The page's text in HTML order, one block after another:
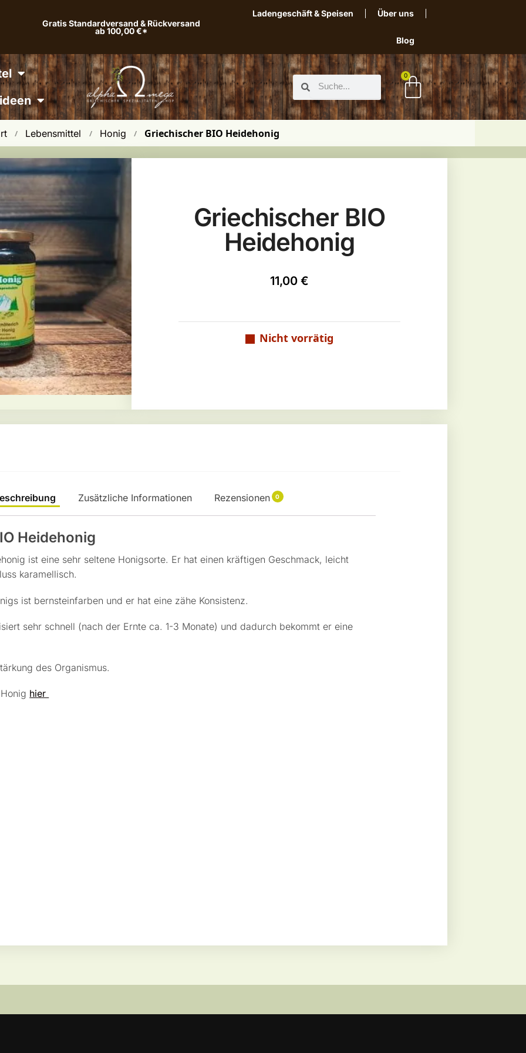
Gratis Standardversand & Rückversand
ab 100,00 €*
Ladengeschäft & Speisen Über uns
Blog
0
/ Lebensmittel / Honig / Griechischer BIO Heidehonig
Griechischer BIO
Heidehonig
11,00 €
Nicht vorrätig
Zusätzliche Informationen Rezensionen 0
Heidehonig
ist eine sehr seltene Honigsorte. Er hat einen kräftigen Geschmack, leicht
karamellisch.
ist bernsteinfarben und er hat eine zähe Konsistenz.
sehr schnell (nach der Ernte ca. 1-3 Monate) und dadurch bekommt er eine
des Organismus.
hier